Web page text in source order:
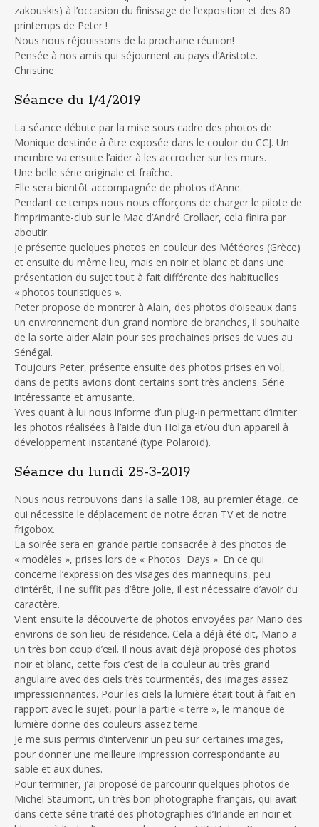
zakouskis) à l’occasion du finissage de l’exposition et des 80
printemps de Peter !
Nous nous réjouissons de la prochaine réunion!
Pensée à nos amis qui séjournent au pays d’Aristote.
Christine
Séance du 1/4/2019
La séance débute par la mise sous cadre des photos de
Monique destinée à être exposée dans le couloir du CCJ. Un
membre va ensuite l’aider à les accrocher sur les murs.
Une belle série originale et fraîche.
Elle sera bientôt accompagnée de photos d’Anne.
Pendant ce temps nous nous efforçons de charger le pilote de
l’imprimante-club sur le Mac d’André Crollaer, cela finira par
aboutir.
Je présente quelques photos en couleur des Météores (Grèce)
et ensuite du même lieu, mais en noir et blanc et dans une
présentation du sujet tout à fait différente des habituelles
« photos touristiques ».
Peter propose de montrer à Alain, des photos d’oiseaux dans
un environnement d’un grand nombre de branches, il souhaite
de la sorte aider Alain pour ses prochaines prises de vues au
Sénégal.
Toujours Peter, présente ensuite des photos prises en vol,
dans de petits avions dont certains sont très anciens. Série
intéressante et amusante.
Yves quant à lui nous informe d’un plug-in permettant d’imiter
les photos réalisées à l’aide d’un Holga et/ou d’un appareil à
développement instantané (type Polaroïd).
Séance du lundi 25-3-2019
Nous nous retrouvons dans la salle 108, au premier étage, ce
qui nécessite le déplacement de notre écran TV et de notre
frigobox.
La soirée sera en grande partie consacrée à des photos de
« modèles », prises lors de « Photos Days ». En ce qui
concerne l’expression des visages des mannequins, peu
d’intérêt, il ne suffit pas d’être jolie, il est nécessaire d’avoir du
caractère.
Vient ensuite la découverte de photos envoyées par Mario des
environs de son lieu de résidence. Cela a déjà été dit, Mario a
un très bon coup d’œil. Il nous avait déjà proposé des photos
noir et blanc, cette fois c’est de la couleur au très grand
angulaire avec des ciels très tourmentés, des images assez
impressionnantes. Pour les ciels la lumière était tout à fait en
rapport avec le sujet, pour la partie « terre », le manque de
lumière donne des couleurs assez terne.
Je me suis permis d’intervenir un peu sur certaines images,
pour donner une meilleure impression correspondante au
sable et aux dunes.
Pour terminer, j’ai proposé de parcourir quelques photos de
Michel Staumont, un très bon photographe français, qui avait
dans cette série traité des photographies d’Irlande en noir et